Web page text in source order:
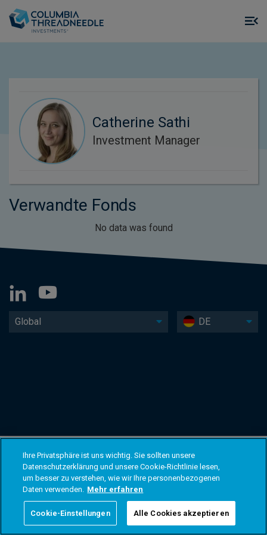
Catherine Sathi
Investment Manager
Verwandte Fonds
No data was found
Global DE
Ihre Privatsphäre ist uns wichtig. Sie sollten unsere
Datenschutzerklärung und unsere Cookie-Richtlinie lesen,
um besser zu verstehen, wie wir Ihre personenbezogenen
Daten verwenden. Mehr erfahren
Cookie-Einstellungen Alle Cookies akzeptieren